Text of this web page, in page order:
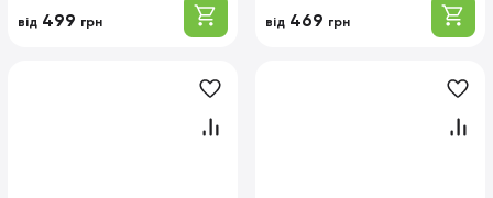
адаптер (SDCG4/64GB)
від 499 грн від 469 грн